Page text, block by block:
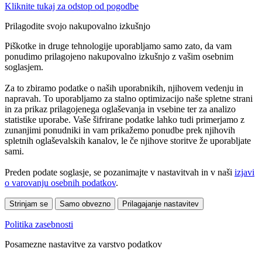
Kliknite tukaj za odstop od pogodbe
Prilagodite svojo nakupovalno izkušnjo
Piškotke in druge tehnologije uporabljamo samo zato, da vam
ponudimo prilagojeno nakupovalno izkušnjo z vašim osebnim
soglasjem.
Za to zbiramo podatke o naših uporabnikih, njihovem vedenju in
napravah. To uporabljamo za stalno optimizacijo naše spletne strani
in za prikaz prilagojenega oglaševanja in vsebine ter za analizo
statistike uporabe. Vaše šifrirane podatke lahko tudi primerjamo z
zunanjimi ponudniki in vam prikažemo ponudbe prek njihovih
spletnih oglaševalskih kanalov, le če njihove storitve že uporabljate
sami.
Preden podate soglasje, se pozanimajte v nastavitvah in v naši izjavi
o varovanju osebnih podatkov.
Strinjam se Samo obvezno Prilagajanje nastavitev
Politika zasebnosti
Posamezne nastavitve za varstvo podatkov